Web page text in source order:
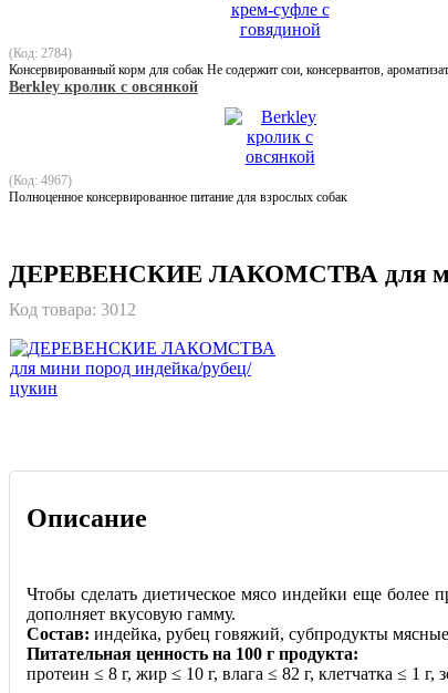
(Код: 2784)
Консервированный корм для собак Не содержит сои, консервантов,
Berkley кролик с овсянкой
(Код: 4967)
Полноценное консервированное питание для взрослых собак
ДЕРЕВЕНСКИЕ ЛАКОМСТВА для
Код товара: 3012
Описание
Чтобы сделать диетическое мясо индейки еще
дополняет вкусовую гамму.
Состав: индейка, рубец говяжий, субпродукты
Питательная ценность на 100 г продукта:
протеин ≤ 8 г, жир ≤ 10 г, влага ≤ 82 г, клетчатка ≤ 1